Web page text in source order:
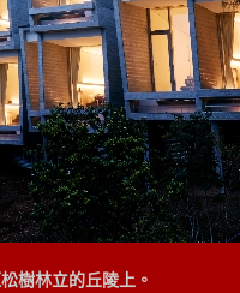
樹林立的丘陵上。
沿著傾坡而建，如同置身雲端